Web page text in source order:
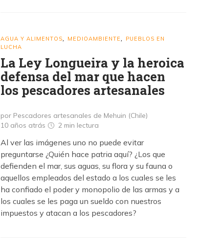
AGUA Y ALIMENTOS MEDIOAMBIENTE
PUEBLOS EN
LUCHA
La Ley Longueira y la heroica
defensa del mar que hacen
los pescadores artesanales
por Pescadores artesanales de Mehuin (Chile)
10 años atrás
2 min lectura
Al ver las imágenes uno no puede evitar
preguntarse ¿Quién hace patria aquí? ¿Los que
defienden el mar, sus aguas, su flora y su fauna o
aquellos empleados del estado a los cuales se les
ha confiado el poder y monopolio de las armas y a
los cuales se les paga un sueldo con nuestros
impuestos y atacan a los pescadores?